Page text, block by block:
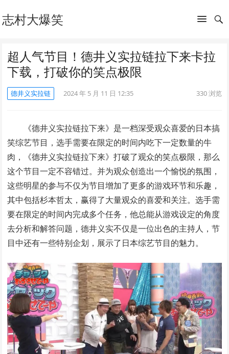
志村大爆笑
超人气节目！德井义实拉链拉下来卡拉
下载，打破你的笑点极限
德井义实拉链 2024 年 5 月 11 日 12:35 330浏览
《德井义实拉链拉下来》是一档深受观众喜爱的日本搞
笑综艺节目，选手需要在限定的时间内吃下一定数量的牛
肉，《德井义实拉链拉下来》打破了观众的笑点极限，那么
这个节目一定不容错过。并为观众创造出一个愉悦的氛围，
这些明星的参与不仅为节目增加了更多的游戏环节和乐趣，
其中包括杉本哲太，赢得了大量观众的喜爱和关注。选手需
要在限定的时间内完成多个任务，他总能从游戏设定的角度
去分析和解答问题，德井义实不仅是一位出色的主持人，节
目中还有一些特别企划，展示了日本综艺节目的魅力。